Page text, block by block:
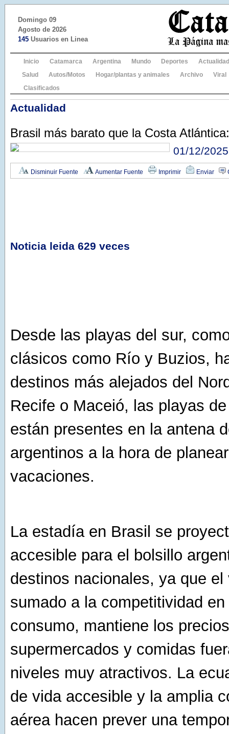
Domingo 09
Agosto de 2026
145 Usuarios en Linea
Inicio Catamarca Argentina Mundo Deportes
Actualidad
Salud
Autos/Motos Hogar/plantas y animales Archivo
Viral
Clasificados
Actualidad
Brasil más barato que la Costa
01/12/2025
Disminuir Fuente Aumentar Fuente Imprimir Enviar
Noticia leida 629 veces
Desde las playas del sur,
clásicos como Río y Buzios,
destinos más alejados del
Recife o Maceió, las playas
están presentes en la antena
argentinos a la hora de
vacaciones.
La estadía en Brasil se
accesible para el bolsillo
destinos nacionales, ya que el
sumado a la competitividad
consumo, mantiene los
supermercados y comidas
niveles muy atractivos. La
de vida accesible y la amplia
aérea hacen prever una